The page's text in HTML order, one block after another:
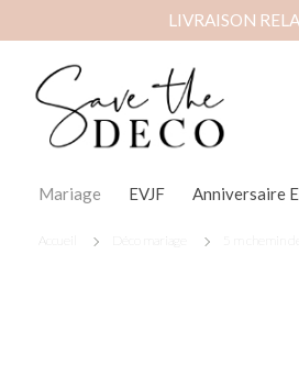
LIVRAISON
Mariage EVJF Anniversaire
Accueil Déco mariage 5 m chemin